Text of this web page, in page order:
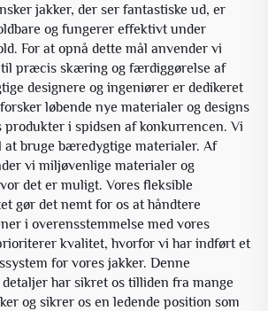
jakker, der ser fantastiske ud, er
og fungerer effektivt under
For at opnå dette mål anvender vi
præcis skæring og færdiggørelse af
designere og ingeniører er dedikeret
løbende nye materialer og designs
produkter i spidsen af konkurrencen. Vi
bruge bæredygtige materialer. Af
vi miljøvenlige materialer og
det er muligt. Vores fleksible
gør det nemt for os at håndtere
i overensstemmelse med vores
kvalitet, hvorfor vi har indført et
for vores jakker. Denne
har sikret os tilliden fra mange
og sikrer os en ledende position som